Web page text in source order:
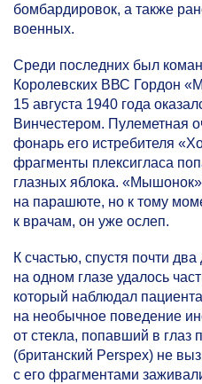
бомбардировок, а также
военных.
Среди последних был
Королевских ВВС Гордон
15 августа 1940 года
Винчестером. Пулеметная
фонарь его истребителя
фрагменты плексигласа
глазных яблока.
на парашюте, но к тому
к врачам, он уже ослеп.
К счастью, спустя почти
на одном глазе удалось
который наблюдал
на необычное поведение
от стекла, попавший в глаз
(британский Perspex) не
с его фрагментами